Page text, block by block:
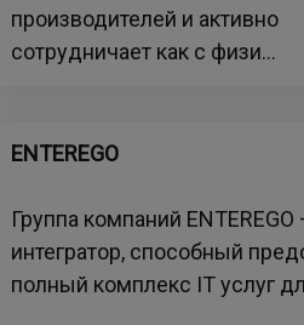
производителей и активно
сотрудничает как с физи...
ENTEREGO
Группа компаний ENTEREGO
интегратор, способный
полный комплекс IT услуг